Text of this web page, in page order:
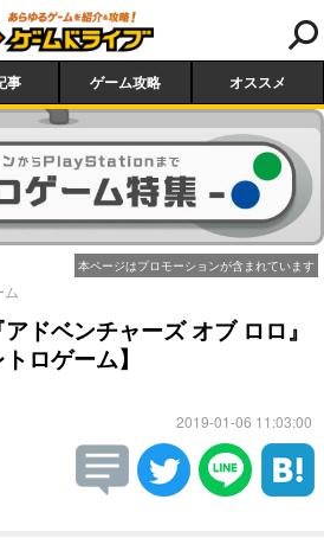
事 ゲーム攻略 オススメ
本ページはプロモーションが含まれています
ドベンチャーズ オブ ロロ』
ロゲーム】
2019-01-06 11:03:00